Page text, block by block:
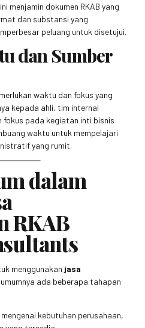
menjamin dokumen RKAB yang
dan substansi yang
peluang untuk disetujui.
dan Sumber
waktu dan fokus yang
kepada ahli, tim internal
fokus pada kegiatan inti bisnis
waktu untuk mempelajari
yang rumit.
dalam
RKAB
menggunakan jasa
ada beberapa tahapan
mengenai kebutuhan perusahaan,